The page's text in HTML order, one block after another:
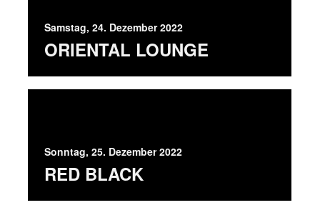
Samstag, 24. Dezember 2022
ORIENTAL LOUNGE
Sonntag, 25. Dezember 2022
RED BLACK